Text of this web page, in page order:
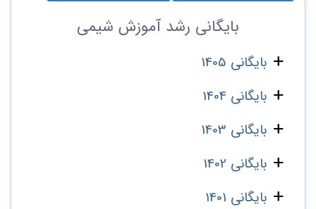
بایگانی رشد آموزش شیمی
بایگانی 1405
بایگانی 1404
بایگانی 1403
بایگانی 1402
بایگانی 1401